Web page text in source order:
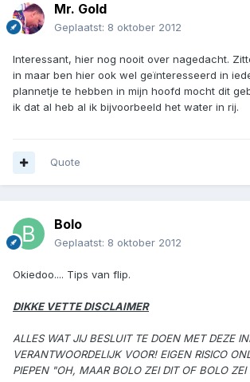
Mr. Gold
Geplaatst: 8 oktober 2012
Interessant, hier nog nooit over nagedacht.
in maar ben hier ook wel geïnteresseerd in
plannetje te hebben in mijn hoofd mocht dit
ik dat al heb al ik bijvoorbeeld het water in rij.
Quote
Bolo
Geplaatst: 8 oktober 2012
Okiedoo.... Tips van flip.
DIKKE VETTE DISCLAIMER
ALLES WAT JIJ BESLUIT TE DOEN MET DEZE
VERANTWOORDELIJK VOOR! EIGEN RISICO
PIEPEN "OH, MAAR BOLO ZEI DIT OF BOLO ZEI